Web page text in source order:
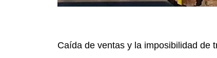
Caída de ventas y la imposibilidad de